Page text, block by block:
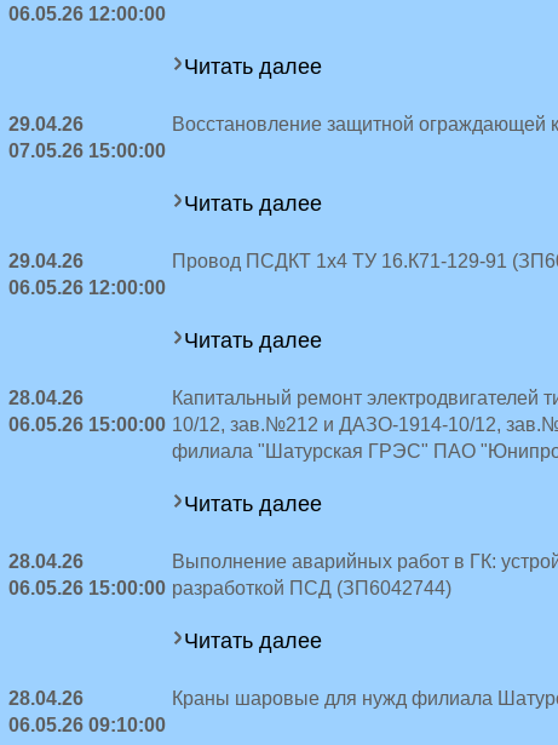
06.05.26 12:00:00
Читать далее
29.04.26
07.05.26 15:00:00
Восстановление защитной ограждающей
Читать далее
29.04.26
06.05.26 12:00:00
Провод ПСДКТ 1х4 ТУ 16.К71-129-91
Читать далее
28.04.26
06.05.26 15:00:00
Капитальный ремонт
10/12, зав.№212 и ДАЗО-1914-10/12,
филиала "Шатурская ГРЭС" ПАО
Читать далее
28.04.26
06.05.26 15:00:00
Выполнение аварийных работ в ГК:
разработкой ПСД (ЗП6042744)
Читать далее
28.04.26
06.05.26 09:10:00
Краны шаровые для нужд филиала